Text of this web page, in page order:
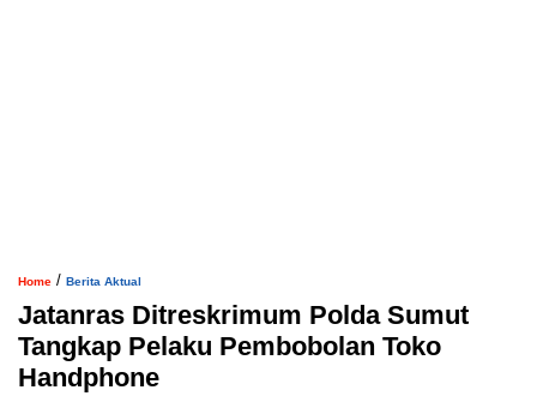
Home / Berita Aktual
Jatanras Ditreskrimum Polda Sumut
Tangkap Pelaku Pembobolan Toko
Handphone